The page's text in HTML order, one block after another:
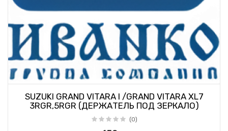
SUZUKI GRAND VITARA I /GRAND VITARA XL7
3RGR,5RGR (ДЕРЖАТЕЛЬ ПОД ЗЕРКАЛО)
(0)